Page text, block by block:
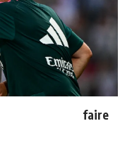
va devoir faire